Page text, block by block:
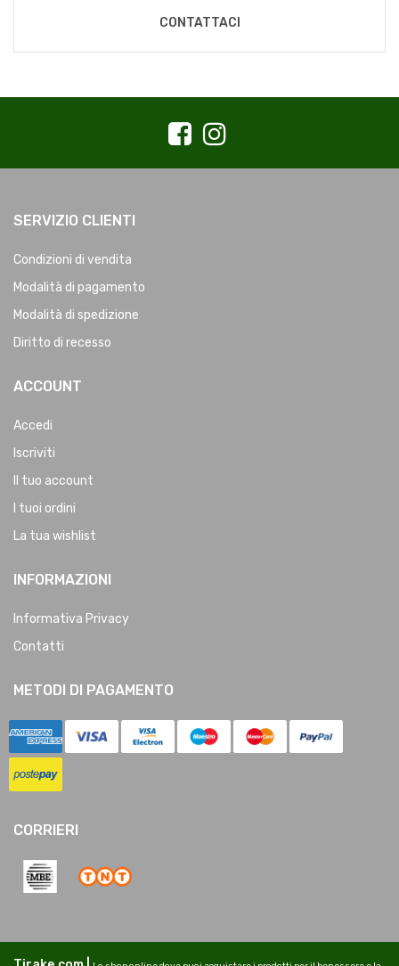
CONTATTACI
SERVIZIO CLIENTI
Condizioni di vendita
Modalità di pagamento
Modalità di spedizione
Diritto di recesso
ACCOUNT
Accedi
Iscriviti
Il tuo account
I tuoi ordini
La tua wishlist
INFORMAZIONI
Informativa Privacy
Contatti
METODI DI PAGAMENTO
CORRIERI